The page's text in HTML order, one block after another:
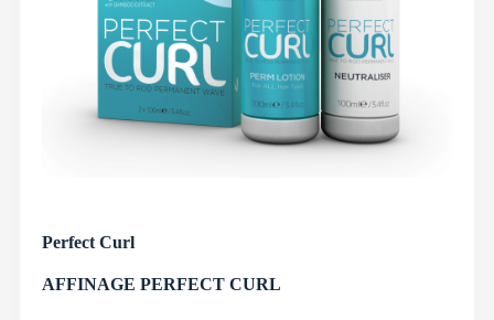
Perfect Curl
AFFINAGE PERFECT CURL